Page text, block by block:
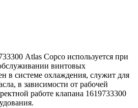
Atlas Copco используется при
винтовых
в системе охлаждения, служит для
в зависимости от рабочей
работе клапана 1619733300